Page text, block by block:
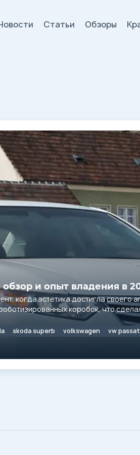
Статьи Обзоры
и опыт владения в
когда эстетика достигла своего
коробок, что
skoda superb volkswagen vw passat